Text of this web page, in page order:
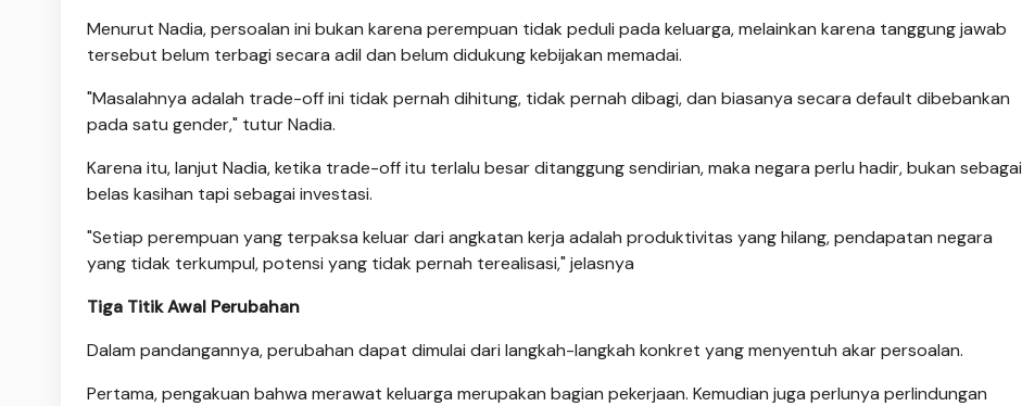
Menurut Nadia, persoalan ini bukan karena perempuan tidak peduli pada keluarga, melainkan karena tanggung jawab
tersebut belum terbagi secara adil dan belum didukung kebijakan memadai.
"Masalahnya adalah trade-off ini tidak pernah dihitung, tidak pernah dibagi, dan biasanya secara default dibebankan
pada satu gender," tutur Nadia.
Karena itu, lanjut Nadia, ketika trade-off itu terlalu besar ditanggung sendirian, maka negara perlu hadir, bukan sebagai
belas kasihan tapi sebagai investasi.
"Setiap perempuan yang terpaksa keluar dari angkatan kerja adalah produktivitas yang hilang, pendapatan negara
yang tidak terkumpul, potensi yang tidak pernah terealisasi," jelasnya
Tiga Titik Awal Perubahan
Dalam pandangannya, perubahan dapat dimulai dari langkah-langkah konkret yang menyentuh akar persoalan.
Pertama, pengakuan bahwa merawat keluarga merupakan bagian pekerjaan. Kemudian juga perlunya perlindungan